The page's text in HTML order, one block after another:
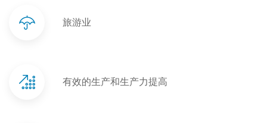
旅游业
有效的生产和生产力提高